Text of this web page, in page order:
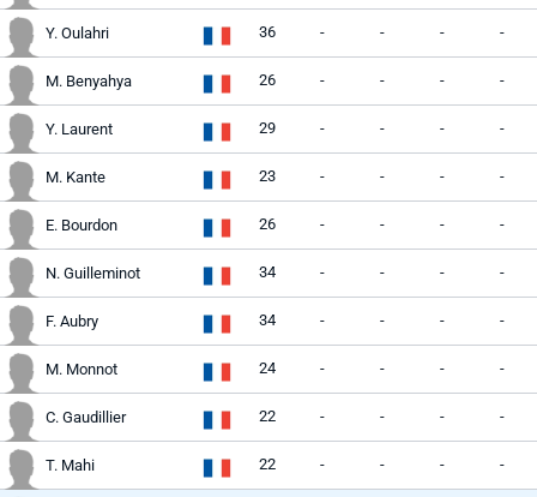
Y. Oulahri 36 - - - -
M. Benyahya 26 - - - -
Y. Laurent 29 - - - -
M. Kante 23 - - - -
E. Bourdon 26 - - - -
N. Guilleminot 34 - - - -
F. Aubry 34 - - - -
M. Monnot 24 - - - -
C. Gaudillier 22 - - - -
T. Mahi 22 - - - -